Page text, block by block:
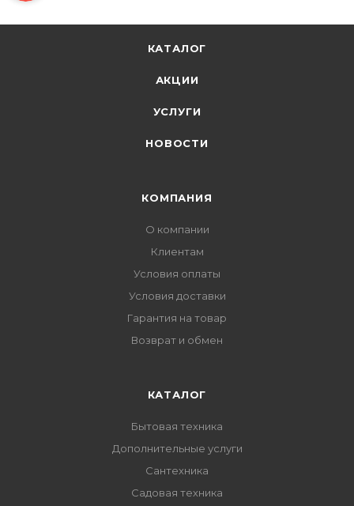
КАТАЛОГ
АКЦИИ
УСЛУГИ
НОВОСТИ
КОМПАНИЯ
О компании
Клиентам
Условия оплаты
Условия доставки
Гарантия на товар
Возврат и обмен
КАТАЛОГ
Бытовая техника
Дополнительные услуги
Сантехника
Садовая техника